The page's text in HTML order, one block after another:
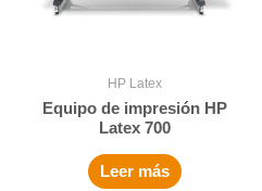
HP Latex
Equipo de impresión HP
Latex 700
Leer más